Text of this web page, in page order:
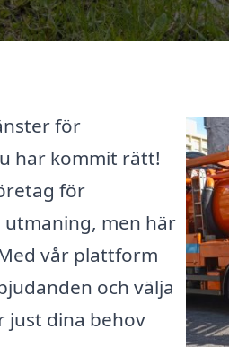
för
har kommit rätt!
för
utmaning, men här
vår plattform
och välja
just dina behov